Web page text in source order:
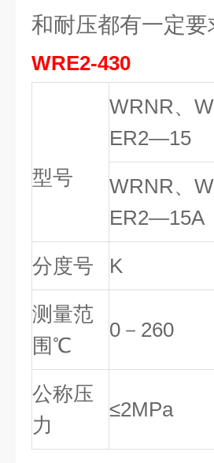
和耐压都有一定要
WRE2-430
型号
WRNR、
ER2—15
WRNR、
ER2—15A
分度号 K
测量范
围℃
0－260
公称压
力
≤2MPa